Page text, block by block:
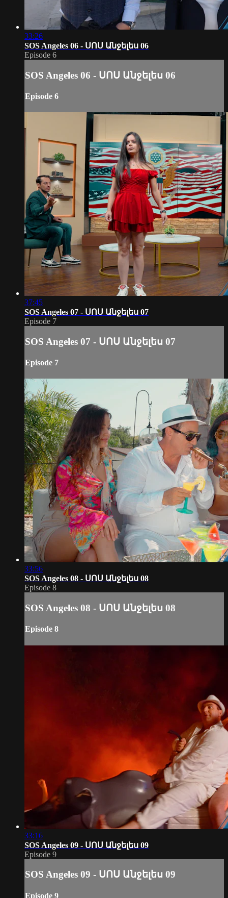
33:26
SOS Angeles 06 - ՍՈՍ Անջելես 06
Episode 6
SOS Angeles 06 - ՍՈՍ Անջելես 06
Episode 6
37:45
SOS Angeles 07 - ՍՈՍ Անջելես 07
Episode 7
SOS Angeles 07 - ՍՈՍ Անջելես 07
Episode 7
33:56
SOS Angeles 08 - ՍՈՍ Անջելես 08
Episode 8
SOS Angeles 08 - ՍՈՍ Անջելես 08
Episode 8
33:16
SOS Angeles 09 - ՍՈՍ Անջելես 09
Episode 9
SOS Angeles 09 - ՍՈՍ Անջելես 09
Episode 9